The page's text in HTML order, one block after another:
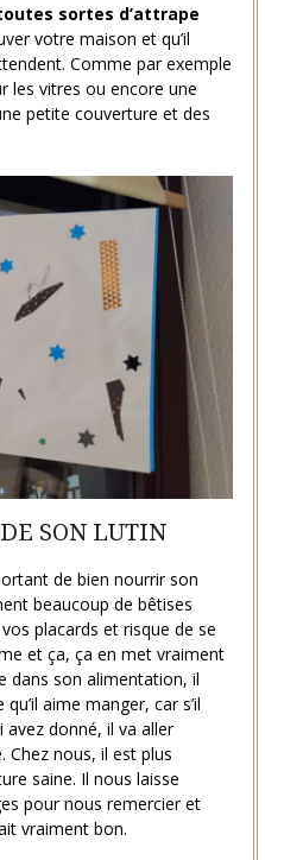
sortes d’attrape
votre maison et qu’il
Comme par exemple
les vitres ou encore une
petite couverture et des
SON LUTIN
de bien nourrir son
beaucoup de bêtises
placards et risque de se
et ça, ça en met vraiment
dans son alimentation, il
aime manger, car s’il
avez donné, il va aller
Chez nous, il est plus
saine. Il nous laisse
pour nous remercier et
vraiment bon.